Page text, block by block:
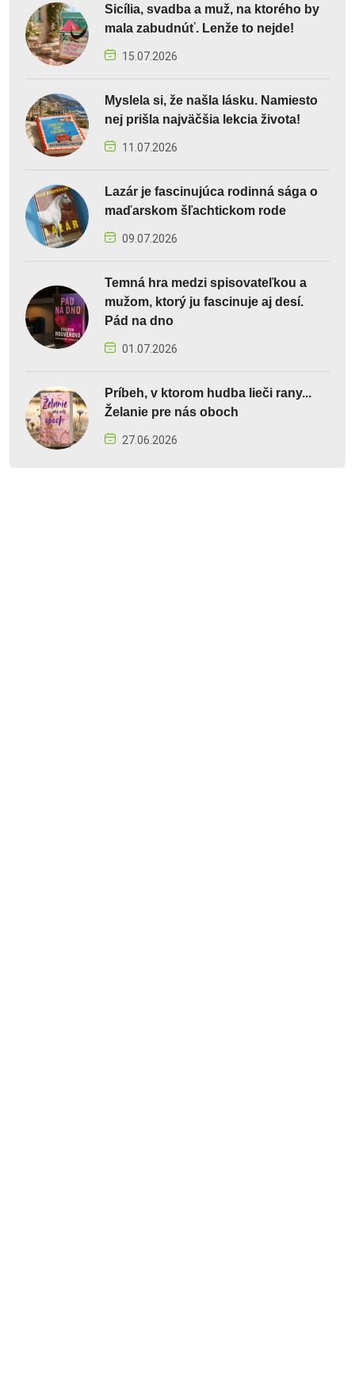
Sicília, svadba a muž, na ktorého by
mala zabudnúť. Lenže to nejde!
15.07.2026
Myslela si, že našla lásku. Namiesto
nej prišla najväčšia lekcia života!
11.07.2026
Lazár je fascinujúca rodinná sága o
maďarskom šľachtickom rode
09.07.2026
Temná hra medzi spisovateľkou a
mužom, ktorý ju fascinuje aj desí.
Pád na dno
01.07.2026
Príbeh, v ktorom hudba lieči rany...
Želanie pre nás oboch
27.06.2026